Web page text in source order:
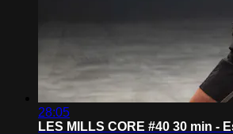
28:05
LES MILLS CORE #40 30 min -